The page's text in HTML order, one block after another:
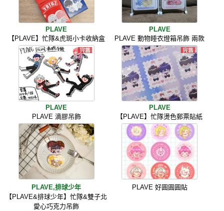
PLAVE
【PLAVE】忙隊&虎斑小卡收納盒
PLAVE
PLAVE 動物睡衣燈箱吊飾 兩款
PLAVE
PLAVE 滴膠吊飾
PLAVE
【PLAVE】忙隊燙色郵票貼紙
PLAVE,排球少年
【PLAVE&排球少年】忙隊&雙子北
愛心巧克力吊飾
PLAVE 好圓圓圓貼